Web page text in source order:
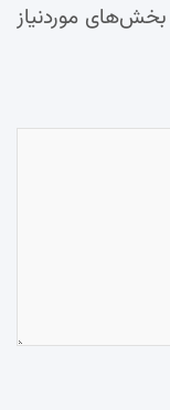
بخش‌های موردنیاز